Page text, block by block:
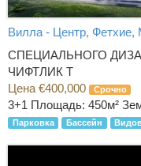
Вилла - Центр, Фетхие,
СПЕЦИАЛЬНОГО
ЧИФТЛИК Т
Цена €400,000
Срочно
3+1 Площадь: 450м²
Парковка Бассейн